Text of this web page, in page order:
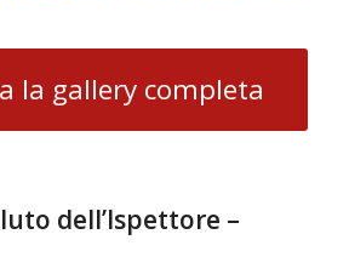
la gallery completa
dell’Ispettore –